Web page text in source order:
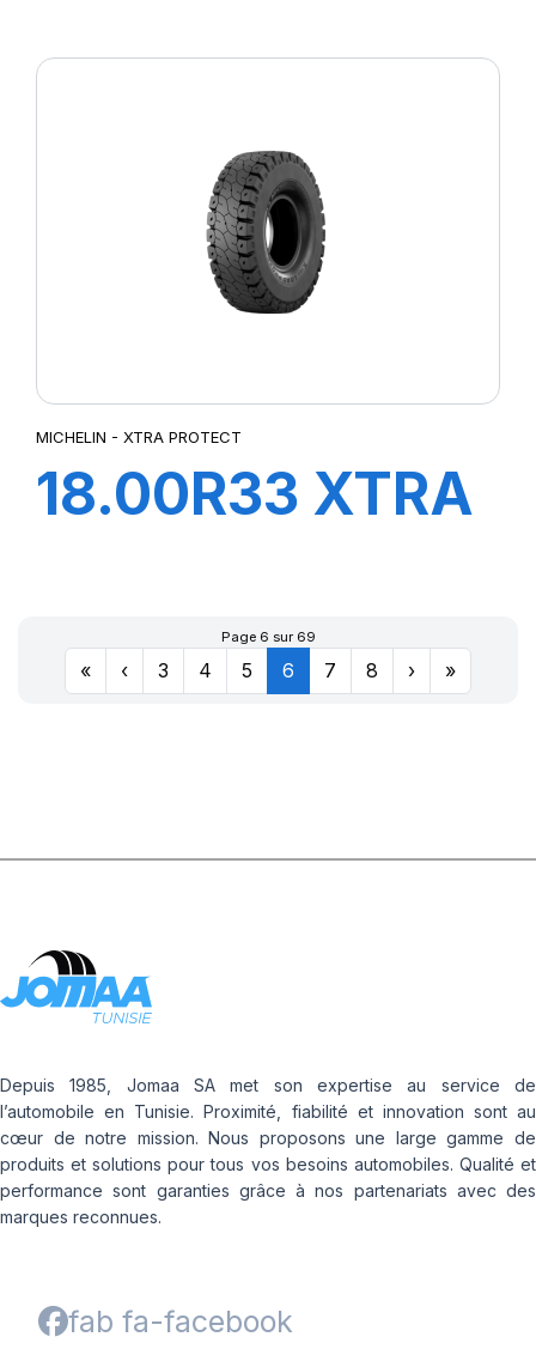
MICHELIN - XTRA PROTECT
18.00R33 XTRA
TL***Page 6 sur 69
« ‹ 3 4 5 6 7 8 › »
Depuis 1985, Jomaa SA met son expertise au service de
l’automobile en Tunisie. Proximité, fiabilité et innovation sont au
cœur de notre mission. Nous proposons une large gamme de
produits et solutions pour tous vos besoins automobiles. Qualité et
performance sont garanties grâce à nos partenariats avec des
marques reconnues.
fab fa-facebook